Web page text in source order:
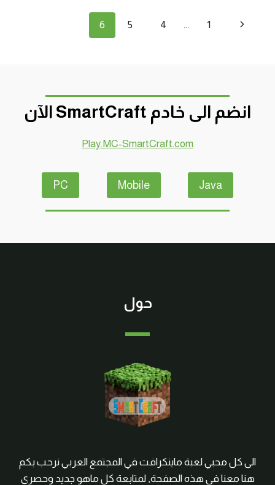
تنقل
الصفحة
1
…
4
5
6
انضم الى خادم SmartCraft الآن
Play.MC-SmartCraft.com
Java
Mobile
PC
حول
الى كل محبي لعبة ماينكرافت في المجتمع العربي نرحب بكم
هنا معنا في هذه الصفحة, لمتابعة كل ماهو جديد وحصري